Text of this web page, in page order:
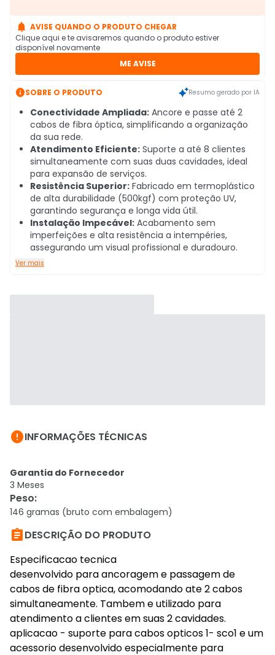
 AVISE QUANDO O PRODUTO CHEGAR
Clique aqui e te avisaremos quando o produto estiver
disponível novamente
ME AVISE
SOBRE O PRODUTO Resumo gerado por IA
Conectividade Ampliada: Ancore e passe até 2
cabos de fibra óptica, simplificando a organização
da sua rede.
Atendimento Eficiente: Suporte a até 8 clientes
simultaneamente com suas duas cavidades, ideal
para expansão de serviços.
Resistência Superior: Fabricado em termoplástico
de alta durabilidade (500kgf) com proteção UV,
garantindo segurança e longa vida útil.
Instalação Impecável: Acabamento sem
imperfeições e alta resistência a intempéries,
assegurando um visual profissional e duradouro.
Ver mais
INFORMAÇÕES TÉCNICAS
Garantia do Fornecedor
3 Meses
Peso:
146 gramas (bruto com embalagem)
DESCRIÇÃO DO PRODUTO
Especificacao tecnica
desenvolvido para ancoragem e passagem de
cabos de fibra optica, acomodando ate 2 cabos
simultaneamente. Tambem e utilizado para
atendimento a clientes em suas 2 cavidades.
aplicacao - suporte para cabos opticos 1- sco1 e um
acessorio desenvolvido especialmente para